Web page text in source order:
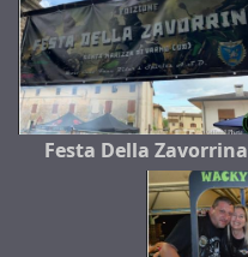
Festa Della Zavorrina